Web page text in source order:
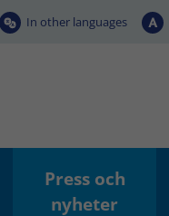
In other languages
Press och
nyheter